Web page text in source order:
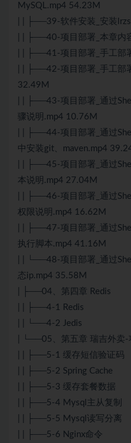
MySQL.mp4 54.23M
| | ├──39-软件安装_安装
| | ├──40-项目部署_本章内
| | ├──41-项目部署_手工部
| | ├──42-项目部署_手工部
32.49M
| | ├──43-项目部署_通过
骤说明.mp4 10.76M
| | ├──44-项目部署_通过
中安装git、maven.mp4
| | ├──45-项目部署_通过
本说明.mp4 27.04M
| | ├──46-项目部署_通过
权限说明.mp4 16.62M
| | ├──47-项目部署_通过
执行脚本.mp4 41.16M
| | └──48-项目部署_通过
态ip.mp4 35.58M
| ├──04、第四章 Redis
| | ├──4-1 Redis
| | └──4-2 Jedis
| └──05、第五章 瑞吉外卖-
| | ├──5-1 缓存短信验证码
| | ├──5-2 Spring Cache
| | ├──5-3 缓存套餐数据
| | ├──5-4 Mysql主从复制
| | ├──5-5 Mysql读写分离
| | ├──5-6 Nginx命令